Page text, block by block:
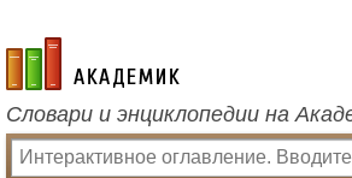
academic.ru
Словари и энциклопедии на